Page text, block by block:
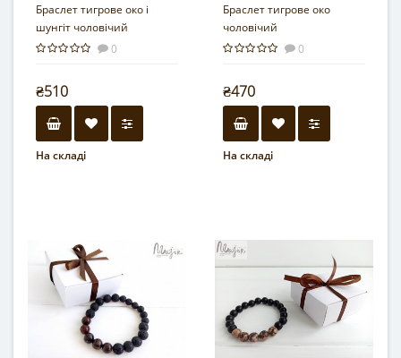
Браслет тигрове око і
шунгіт чоловічий
0
₴510
На складі
Браслет тигрове око
чоловічий
0
₴470
На складі